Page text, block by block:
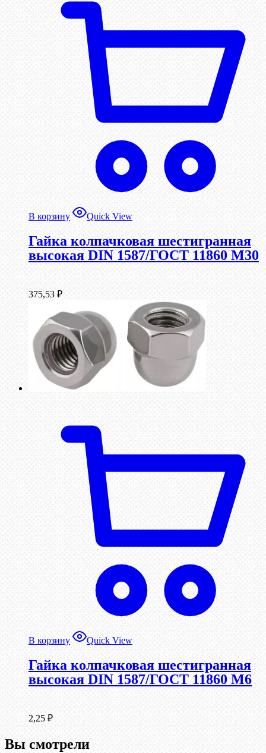
В корзину Quick View
Гайка колпачковая шестигранная
высокая DIN 1587/ГОСТ 11860 М30
375,53 ₽
В корзину Quick View
Гайка колпачковая шестигранная
высокая DIN 1587/ГОСТ 11860 М6
2,25 ₽
Вы смотрели